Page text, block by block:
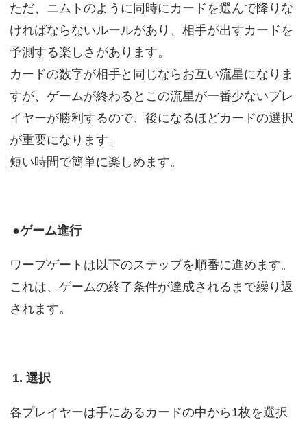
ただ、ニムトのように同時にカードを選んで降りな
ければならないルールがあり、相手が出すカードを
予測する楽しさがあります。
カードの数字が相手と同じならお互い流星になりま
すが、ゲームが終わるとこの流星が一番少ないプレ
イヤーが勝利するので、後になるほどカードの選択
が重要になります。
短い時間で簡単に楽しめます。
●ゲーム進行
ワープゲートは以下のステップを順番に進めます。
これは、ゲームの終了条件が達成されるまで繰り返
されます。
1. 選択
各プレイヤーは手にあるカードの中から1枚を選択